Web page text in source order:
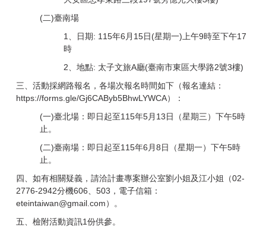
(二)臺南場
1、日期: 115年6月15日(星期一)上午9時至下午17
時
2、地點: 太子文旅A廳(臺南市東區大學路2號3樓)
三、活動採網路報名，各場次報名時間如下（報名連結：
https://forms.gle/Gj6CAByb5BhwLYWCA）：
(一)臺北場：即日起至115年5月13日（星期三）下午5時
止。
(二)臺南場：即日起至115年6月8日（星期一）下午5時
止。
四、如有相關疑義，請洽計畫專案辦公室劉小姐及江小姐（02-
2776-2942分機606、503，電子信箱：
eteintaiwan@gmail.com）。
五、檢附活動資訊1份供參。